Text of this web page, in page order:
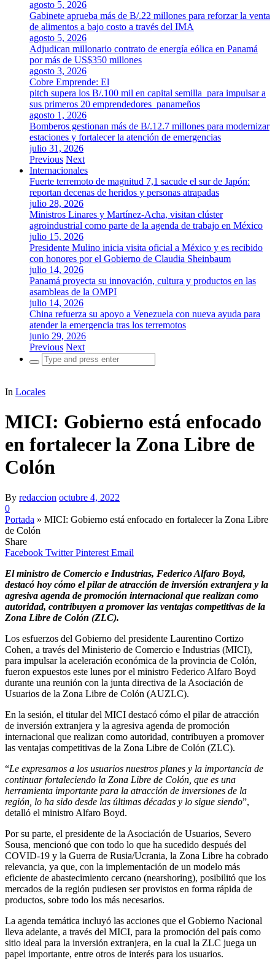
agosto 5, 2026
Gabinete aprueba más de B/.22 millones para reforzar la venta
de alimentos a bajo costo a través del IMA
agosto 5, 2026
Adjudican millonario contrato de energía eólica en Panamá
por más de US$350 millones
agosto 3, 2026
Cobre Emprende: El
pitch supera los B/.100 mil en capital semilla para impulsar a
sus primeros 20 emprendedores panameños
agosto 1, 2026
Bomberos gestionan más de B/.12.7 millones para modernizar
estaciones y fortalecer la atención de emergencias
julio 31, 2026
Previous Next
Internacionales
Fuerte terremoto de magnitud 7,1 sacude el sur de Japón:
reportan decenas de heridos y personas atrapadas
julio 28, 2026
Ministros Linares y Martínez-Acha, visitan clúster
agroindustrial como parte de la agenda de trabajo en México
julio 15, 2026
Presidente Mulino inicia visita oficial a México y es recibido
con honores por el Gobierno de Claudia Sheinbaum
julio 14, 2026
Panamá proyecta su innovación, cultura y productos en las
asambleas de la OMPI
julio 14, 2026
China refuerza su apoyo a Venezuela con nueva ayuda para
atender la emergencia tras los terremotos
junio 29, 2026
Previous Next
Search
for:
In Locales
MICI: Gobierno está enfocado
en fortalecer la Zona Libre de
Colón
By redaccion octubre 4, 2022
0
Portada » MICI: Gobierno está enfocado en fortalecer la Zona Libre
de Colón
Share
Facebook Twitter Pinterest Email
El ministro de Comercio e Industrias, Federico Alfaro Boyd,
destacó hoy cómo el pilar de atracción de inversión extranjera y la
agresiva agenda de promoción internacional que realizan como
autoridad, contribuyen a promover las ventajas competitivas de la
Zona Libre de Colón (ZLC).
Los esfuerzos del Gobierno del presidente Laurentino Cortizo
Cohen, a través del Ministerio de Comercio e Industrias (MICI),
para impulsar la aceleración económica de la provincia de Colón,
fueron expuestos este lunes por el ministro Federico Alfaro Boyd
durante una reunión con la junta directiva de la Asociación de
Usuarios de la Zona Libre de Colón (AUZLC).
En la sesión, el titular del MICI destacó cómo el pilar de atracción
de inversión extranjera y la agresiva agenda de promoción
internacional que realizan como autoridad, contribuyen a promover
las ventajas competitivas de la Zona Libre de Colón (ZLC).
“Le expresamos a los usuarios nuestros planes y la importancia de
continuar fortaleciendo la Zona Libre de Colón, que es una
herramienta importante para la atracción de inversiones de la
región, lo ha sido desde las últimas décadas y lo sigue siendo”,
detalló el ministro Alfaro Boyd.
Por su parte, el presidente de la Asociación de Usuarios, Severo
Sousa, mencionó que con todo lo que ha sucedido después del
COVID-19 y la Guerra de Rusia/Ucrania, la Zona Libre ha cobrado
relevancia, ya que, con la implementación de un modelo más
eficiente de abastecimiento cercano (nearshoring), posibilitó que los
mercados de la región pudiesen ser provistos en forma rápida de
productos, sobre todo los más necesarios.
La agenda temática incluyó las acciones que el Gobierno Nacional
lleva adelante, a través del MICI, para la promoción del país como
sitio ideal para la inversión extranjera, en la cual la ZLC juega un
papel importante, entre otros de interés para los usuarios.